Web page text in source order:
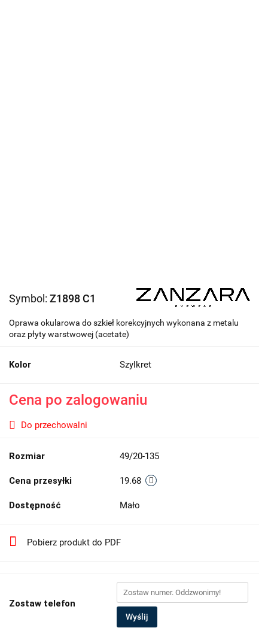
Symbol: Z1898 C1
Oprawa okularowa do szkieł korekcyjnych wykonana z metalu
oraz płyty warstwowej (acetate)
Kolor Szylkret
Cena po zalogowaniu
Do przechowalni
Rozmiar 49/20-135
Cena przesyłki 19.68
Dostępność Mało
Pobierz produkt do PDF
Zostaw telefon
Wyślij